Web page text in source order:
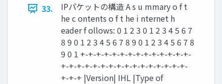
33.
IPパケットの構造 A s u mmary o f t
he c ontents o f t he i nternet h
eader f ollows: 0 1 2 3 0 1 2 3 4 5 6 7
8 9 0 1 2 3 4 5 6 7 8 9 0 1 2 3 4 5 6 7 8
9 0 1 +-+-+-+-+-+-+-+-+-+-+-+-+-+-
+-+-+-+-+-+-+-+-+-+-+-+-+-+-+-+-
+-+-+ |Version| IHL |Type of